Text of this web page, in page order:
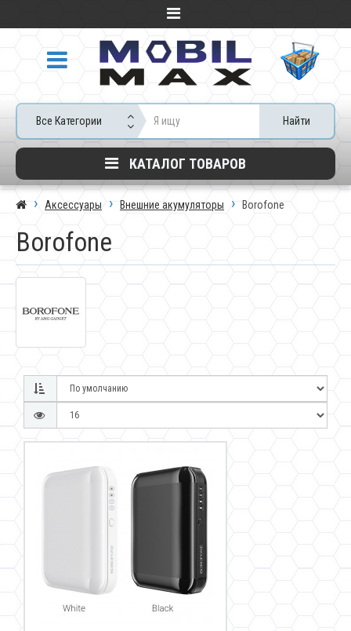
Все Категории Найти
КАТАЛОГ ТОВАРОВ
Аксессуары Внешние акумуляторы Borofone
Borofone